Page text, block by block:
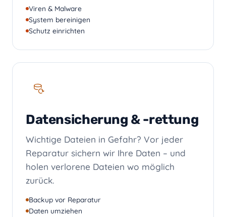
Viren & Malware
System bereinigen
Schutz einrichten
Datensicherung & -rettung
Wichtige Dateien in Gefahr? Vor jeder
Reparatur sichern wir Ihre Daten – und
holen verlorene Dateien wo möglich
zurück.
Backup vor Reparatur
Daten umziehen